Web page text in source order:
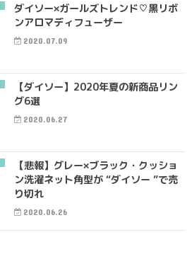
ダイソー×ガールズトレンド♡黒リボ
ンアロマディフューザー
2020.07.09
【ダイソー】2020年夏の新商品リン
グ6選
2020.06.27
【悲報】グレー×ブラック・クッショ
ン洗濯ネット角型が “ダイソー ”で売
り切れ
2020.06.26